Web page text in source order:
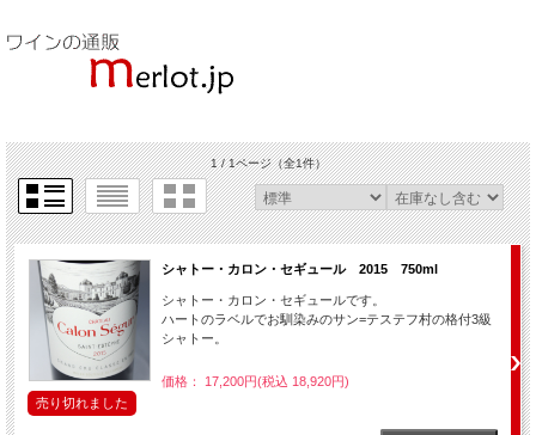
1 / 1ページ（全1件）
シャトー・カロン・セギュール 2015 750ml
シャトー・カロン・セギュールです。
ハートのラベルでお馴染みのサン=テステフ村の格付3級
シャトー。
価格： 17,200円(税込 18,920円)
売り切れました